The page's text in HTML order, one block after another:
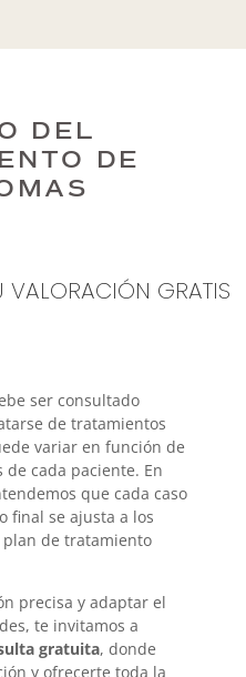
DEL
DE
VALORACIÓN GRATIS
ser consultado
de tratamientos
variar en función de
de cada paciente. En
que cada caso
final se ajusta a los
de tratamiento
precisa y adaptar el
te invitamos a
gratuita, donde
y ofrecerte toda la